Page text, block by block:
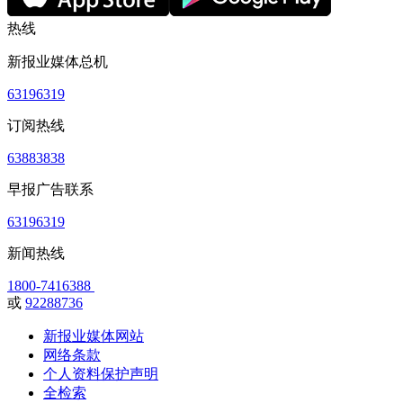
热线
新报业媒体总机
63196319
订阅热线
63883838
早报广告联系
63196319
新闻热线
1800-7416388
或 92288736
新报业媒体网站
网络条款
个人资料保护声明
全检索